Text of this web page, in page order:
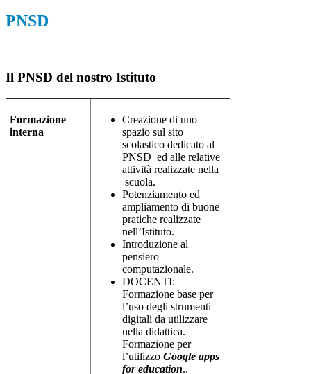
PNSD
Il PNSD del nostro Istituto
Formazione
interna
Creazione di uno
spazio sul sito
scolastico dedicato al
PNSD ed alle relative
attività realizzate nella
scuola.
Potenziamento ed
ampliamento di buone
pratiche realizzate
nell’Istituto.
Introduzione al
pensiero
computazionale.
DOCENTI:
Formazione base per
l’uso degli strumenti
digitali da utilizzare
nella didattica.
Formazione per
l’utilizzo Google apps
for education..